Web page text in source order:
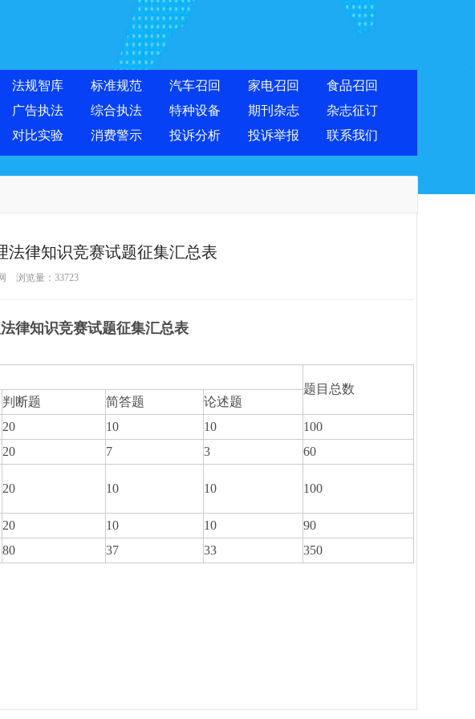
法规智库 标准规范 汽车召回 家电召回
食品召回
广告执法 综合执法 特种设备 期刊杂志
杂志征订
对比实验 消费警示 投诉分析 投诉举报 联系我们
法律知识竞赛试题征集汇总表
浏览量： 33723
律知识竞赛试题征集汇总表
题目总数
判断题 简答题
论述题
20 10 10
100
20 7 3 60
20 10 10 100
20 10 10
90
80 37 33 350